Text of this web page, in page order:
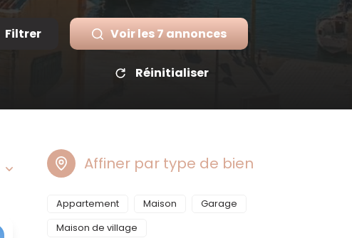
Filtrer Voir les7 annonces
Réinitialiser
Affiner par type de bien
Appartement Maison
Garage
Maison de village